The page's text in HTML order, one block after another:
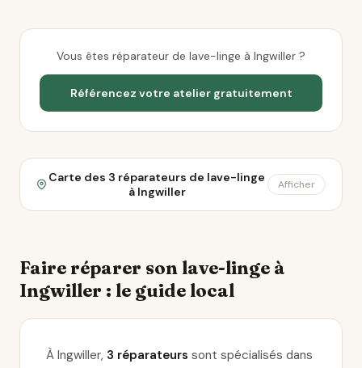
Vous êtes réparateur de lave-linge à Ingwiller ?
Référencez votre atelier gratuitement
Carte des 3 réparateurs de lave-linge
à Ingwiller
Afficher
Faire réparer son lave-linge à
Ingwiller : le guide local
À Ingwiller, 3 réparateurs sont spécialisés dans